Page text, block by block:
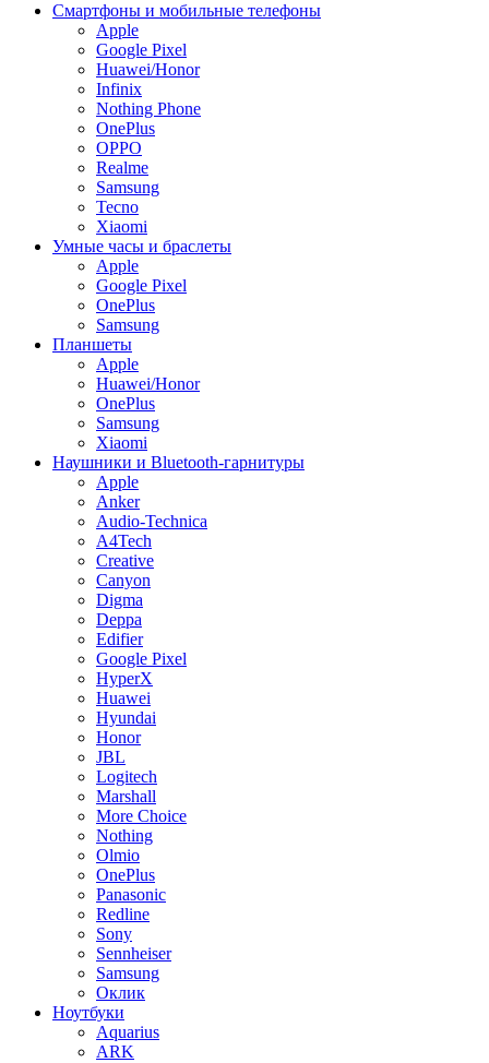
Смартфоны и мобильные телефоны
Apple
Google Pixel
Huawei/Honor
Infinix
Nothing Phone
OnePlus
OPPO
Realme
Samsung
Tecno
Xiaomi
Умные часы и браслеты
Apple
Google Pixel
OnePlus
Samsung
Планшеты
Apple
Huawei/Honor
OnePlus
Samsung
Xiaomi
Наушники и Bluetooth-гарнитуры
Apple
Anker
Audio-Technica
A4Tech
Creative
Canyon
Digma
Deppa
Edifier
Google Pixel
HyperX
Huawei
Hyundai
Honor
JBL
Logitech
Marshall
More Choice
Nothing
Olmio
OnePlus
Panasonic
Redline
Sony
Sennheiser
Samsung
Оклик
Ноутбуки
Aquarius
ARK